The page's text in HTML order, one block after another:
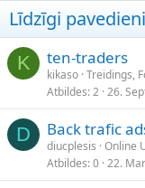
Līdzīgi pavedieni
K ten-traders
kikaso Treidings,
Atbildes 2 26.
D Back trafic
diucplesis Online
Atbildes 0 22.